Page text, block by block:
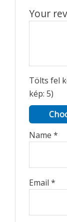
Your
Tölts fel
kép: 5)
Name *
Email *